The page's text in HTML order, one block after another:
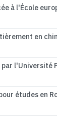
à l'École
en
l'Université
études en